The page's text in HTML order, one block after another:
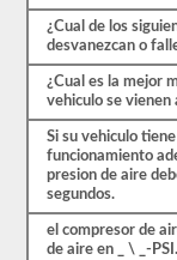
(20
25)
para
aprobar
el
examen.
Estas
preguntas
basan
¿Cual de los
desvanezcan o
¿Cual es la mejor
vehiculo se
Si su vehiculo
funcionamiento
presion de aire
segundos.
el compresor de
de aire en _ \ _-PSI.